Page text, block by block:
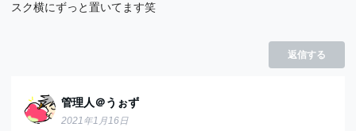
スク横にずっと置いてます笑
返信する
管理人＠うぉず
2021年1月16日